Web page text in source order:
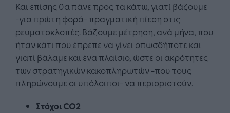
Και επίσης θα πάνε προς τα κάτω, γιατί βάζουμε
-για πρώτη φορά- πραγματική πίεση στις
ρευματοκλοπές. Βάζουμε μέτρηση, ανά μήνα, που
ήταν κάτι που έπρεπε να γίνει οπωσδήποτε και
γιατί βάλαμε και ένα πλαίσιο, ώστε οι ακρότητες
των στρατηγικών κακοπληρωτών -που τους
πληρώνουμε οι υπόλοιποι- να περιοριστούν.
Στόχοι CO2